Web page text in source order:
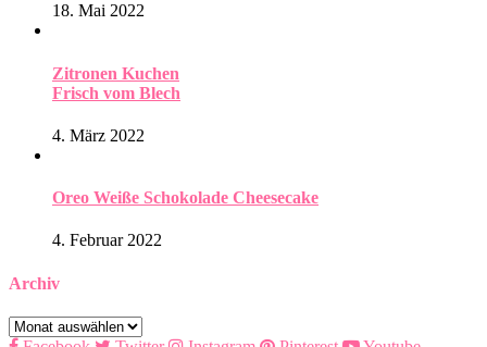
18. Mai 2022
Zitronen Kuchen
Frisch vom Blech
4. März 2022
Oreo Weiße Schokolade Cheesecake
4. Februar 2022
Archiv
Archiv